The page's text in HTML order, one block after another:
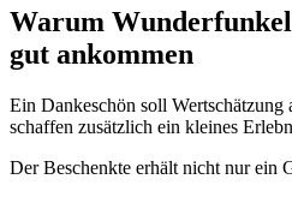
Warum Wunderfunkel
gut ankommen
Ein Dankeschön soll Wertschätzung
schaffen zusätzlich ein kleines
Der Beschenkte erhält nicht nur ein